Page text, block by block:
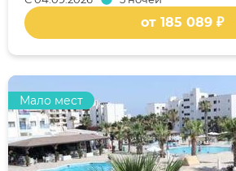
от 185 089 ₽
Мало мест